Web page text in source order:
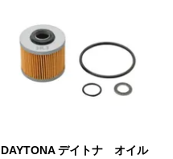
DAYTONA デイトナ オイル